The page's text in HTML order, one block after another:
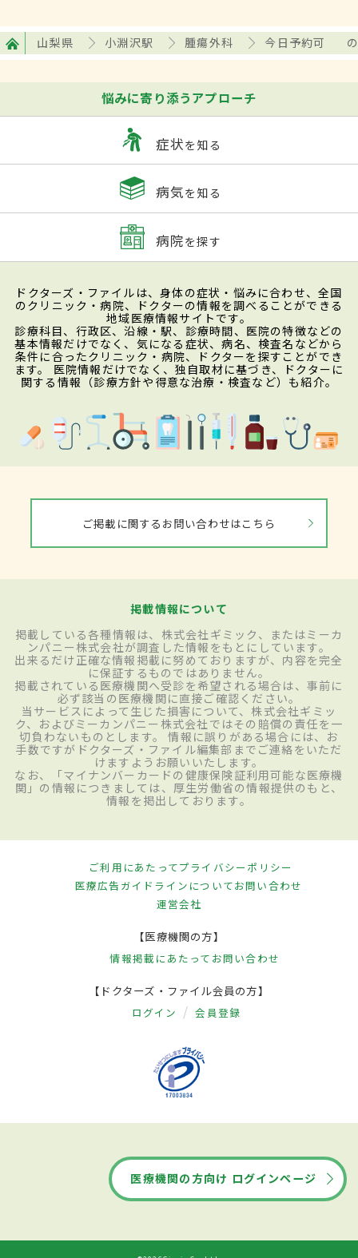
山梨県 小淵沢駅 腫瘍外科 今日予約可
悩みに寄り添うアプローチ
症状を知る
病気を知る
病院を探す
ドクターズ・ファイルは、身体の症状・悩みに合わせ、全国
のクリニック・病院、ドクターの情報を調べることができる
地域医療情報サイトです。
診療科目、行政区、沿線・駅、診療時間、医院の特徴などの
基本情報だけでなく、気になる症状、病名、検査名などから
条件に合ったクリニック・病院、ドクターを探すことができ
ます。 医院情報だけでなく、独自取材に基づき、ドクターに
関する情報（診療方針や得意な治療・検査など）も紹介。
ご掲載に関するお問い合わせはこちら
掲載情報について
掲載している各種情報は、株式会社ギミック、またはミーカ
ンパニー株式会社が調査した情報をもとにしています。
出来るだけ正確な情報掲載に努めておりますが、内容を完全
に保証するものではありません。
掲載されている医療機関へ受診を希望される場合は、事前に
必ず該当の医療機関に直接ご確認ください。
当サービスによって生じた損害について、株式会社ギミッ
ク、およびミーカンパニー株式会社ではその賠償の責任を一
切負わないものとします。 情報に誤りがある場合には、お
手数ですがドクターズ・ファイル編集部までご連絡をいただ
けますようお願いいたします。
なお、「マイナンバーカードの健康保険証利用可能な医療機
関」の情報につきましては、厚生労働省の情報提供のもと、
情報を掲出しております。
ご利用にあたってプライバシーポリシー
医療広告ガイドラインについてお問い合わせ
運営会社
【医療機関の方】
情報掲載にあたって お問い合わせ
【ドクターズ・ファイル会員の方】
ログイン 会員登録
医療機関の方向け ログインページ